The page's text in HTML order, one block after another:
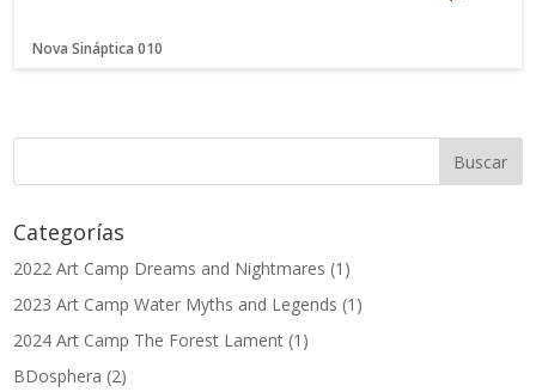
Nova Sináptica 010
Categorías
2022 Art Camp Dreams and Nightmares (1)
2023 Art Camp Water Myths and Legends (1)
2024 Art Camp The Forest Lament (1)
BDosphera (2)